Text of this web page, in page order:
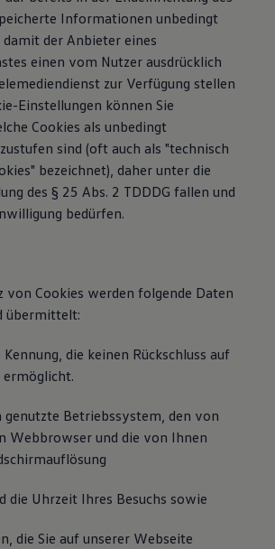
Informationen unbedingt
der Anbieter eines
einen vom Nutzer ausdrücklich
zur Verfügung stellen
Einstellungen können Sie
Cookies als unbedingt
sind (oft auch als "technisch
bezeichnet), daher unter die
des § 25 Abs. 2 TDDDG fallen und
bedürfen.
von Cookies werden folgende Daten
übermittelt:
Kennung, die keinen Rückschluss auf
ermöglicht.
genutzte Betriebssystem, den von
Webbrowser und die von Ihnen
die Uhrzeit Ihres Besuchs sowie
die Sie auf unserer Webseite